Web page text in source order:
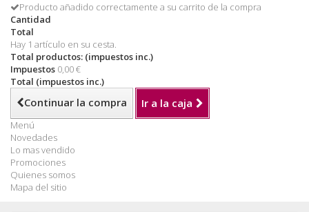
Producto añadido correctamente a su carrito de la compra
Cantidad
Total
Hay 1 artículo en su cesta.
Total productos: (impuestos inc.)
Impuestos 0,00 €
Total (impuestos inc.)
Continuar la compra Ir a la caja
Menú
Novedades
Lo mas vendido
Promociones
Quienes somos
Mapa del sitio